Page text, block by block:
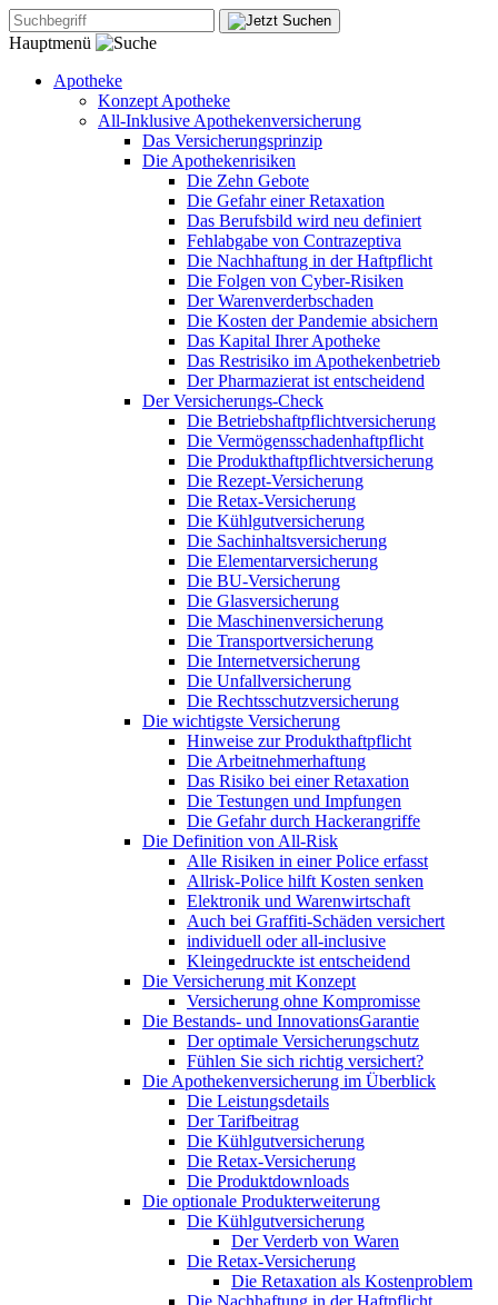
Hauptmenü
Apotheke
Konzept Apotheke
All-Inklusive Apothekenversicherung
Das Versicherungsprinzip
Die Apothekenrisiken
Die Zehn Gebote
Die Gefahr einer Retaxation
Das Berufsbild wird neu definiert
Fehlabgabe von Contrazeptiva
Die Nachhaftung in der Haftpflicht
Die Folgen von Cyber-Risiken
Der Warenverderbschaden
Die Kosten der Pandemie absichern
Das Kapital Ihrer Apotheke
Das Restrisiko im Apothekenbetrieb
Der Pharmazierat ist entscheidend
Der Versicherungs-Check
Die Betriebshaftpflichtversicherung
Die Vermögensschadenhaftpflicht
Die Produkthaftpflichtversicherung
Die Rezept-Versicherung
Die Retax-Versicherung
Die Kühlgutversicherung
Die Sachinhaltsversicherung
Die Elementarversicherung
Die BU-Versicherung
Die Glasversicherung
Die Maschinenversicherung
Die Transportversicherung
Die Internetversicherung
Die Unfallversicherung
Die Rechtsschutzversicherung
Die wichtigste Versicherung
Hinweise zur Produkthaftpflicht
Die Arbeitnehmerhaftung
Das Risiko bei einer Retaxation
Die Testungen und Impfungen
Die Gefahr durch Hackerangriffe
Die Definition von All-Risk
Alle Risiken in einer Police erfasst
Allrisk-Police hilft Kosten senken
Elektronik und Warenwirtschaft
Auch bei Graffiti-Schäden versichert
individuell oder all-inclusive
Kleingedruckte ist entscheidend
Die Versicherung mit Konzept
Versicherung ohne Kompromisse
Die Bestands- und InnovationsGarantie
Der optimale Versicherungschutz
Fühlen Sie sich richtig versichert?
Die Apothekenversicherung im Überblick
Die Leistungsdetails
Der Tarifbeitrag
Die Kühlgutversicherung
Die Retax-Versicherung
Die Produktdownloads
Die optionale Produkterweiterung
Die Kühlgutversicherung
Der Verderb von Waren
Die Retax-Versicherung
Die Retaxation als Kostenproblem
Die Nachhaftung in der Haftpflicht